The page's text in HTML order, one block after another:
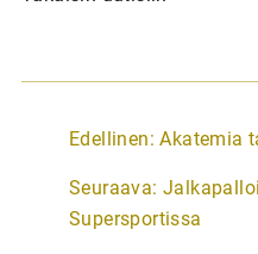
A
t
i
Edellinen: Akatemia
Seuraava:
Supersportissa